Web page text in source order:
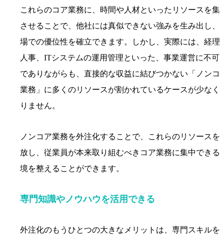
これらのコア業務に、時間や人材といったリソースを集
させることで、他社には真似できない強みを生み出し、
場での優位性を確立できます。しかし、実際には、経理
人事、ITシステムの運用管理といった、事業運営に不可
でありながらも、直接的な収益に結びつかない「ノンコ
業務」に多くのリソースが割かれているケースが少なく
りません。
ノンコア業務を外注化することで、これらのリソースを
放し、従業員が本来取り組むべきコア業務に集中できる
境を整えることができます。
専門知識やノウハウを活用できる
外注化のもうひとつの大きなメリットは、専門スキルを